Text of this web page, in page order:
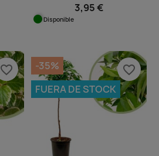
3,95 €
Disponible
favorite_border
-35%
FUERA DE STOCK
favorite_border